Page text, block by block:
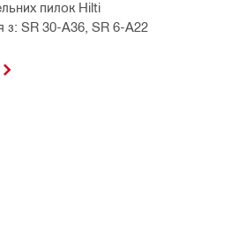
пилок Hilti
з: SR 30-A36, SR 6-A22